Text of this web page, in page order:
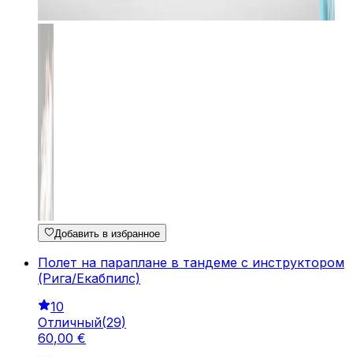
Добавить в избранное
Полет на параплане в тандеме с инструктором
(Рига/Екабпилс)
10
Отличный(29)
60,00 €